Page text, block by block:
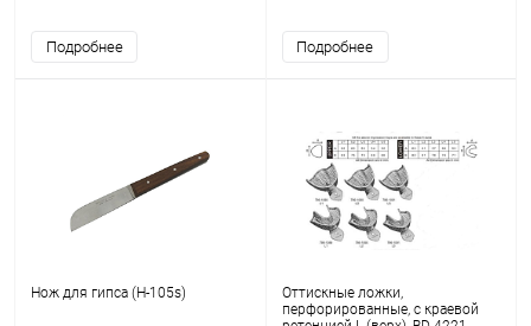
Подробнее Подробнее
Нож для гипса (Н-105s)
Оттискные ложки,
перфорированные, с краевой